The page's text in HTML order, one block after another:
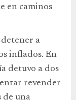
en caminos
a
inflados. En
detuvo a dos
revender
de una